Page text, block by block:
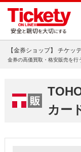
【金券ショップ】 チケッ
金券の高価買取・格安販売を行
カー